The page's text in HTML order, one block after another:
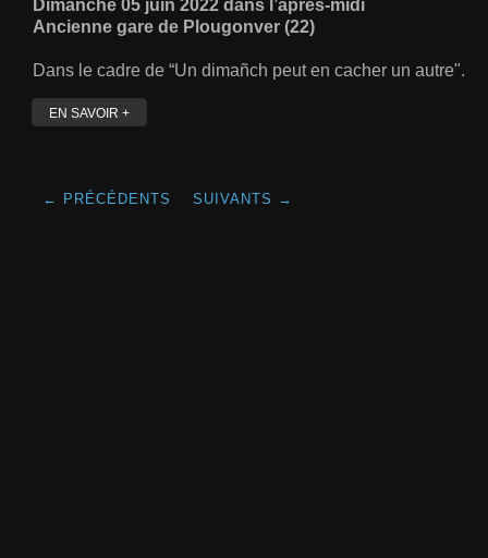
Dimanche 05 juin 2022 dans l’après-midi
Ancienne gare de Plougonver (22)
Dans le cadre de “Un dimañch peut en cacher un autre".
EN SAVOIR +
← PRÉCÉDENTS SUIVANTS →